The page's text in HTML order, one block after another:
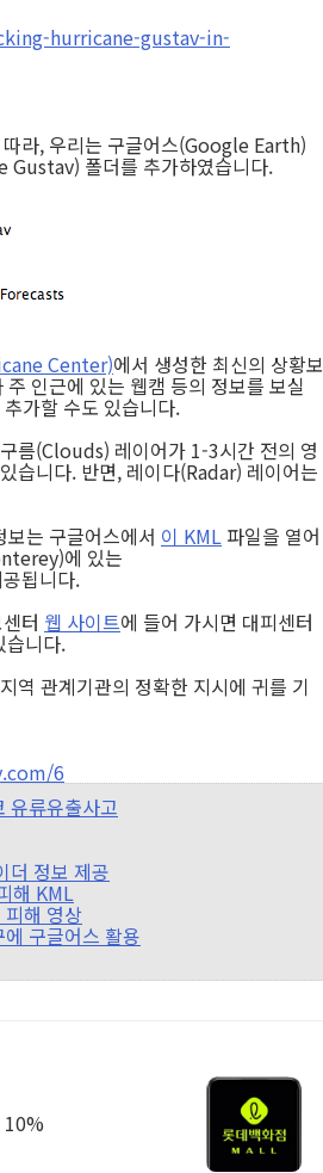
hurricane-gustav-in-
라, 우리는 구글어스(Google Earth)
폴더를 추가하였습니다.
Center)에서 생성한 최신의 상황보
인근에 있는 웹캠 등의 정보를 보실
가할 수도 있습니다.
름(Clouds) 레이어가 1-3시간 전의 영
습니다. 반면, 레이다(Radar) 레이어는
는 구글어스에서 이 KML 파일을 열어
에 있는
됩니다.
터 웹 사이트에 들어 가시면 대피센터
니다.
역 관계기관의 정확한 지시에 귀를 기
6
류유출사고
정보 제공
해 KML
해 영상
구글어스 활용
10%